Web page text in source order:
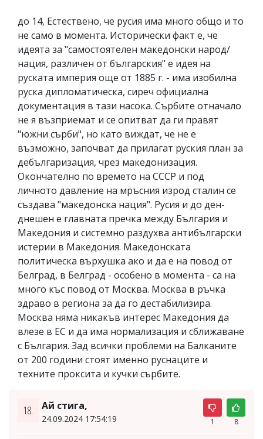
до 14, Естествено, че русия има много общо и то
не само в момента. Исторически факт е, че
идеята за "самостоятелен македонски народ/
нация, различен от българския" е идея на
руската империя още от 1885 г. - има изобилна
руска дипломатическа, сиреч официална
документация в тази насока. Сърбите отначало
не я възприемат и се опитват да ги правят
"южни сърби", но като виждат, че не е
възможно, започват да прилагат руския план за
дебългаризация, чрез македонизация.
Окончателно по времето на СССР и под
личното давление на мръсния изрод сталин се
създава "македонска нация". Русия и до ден-
днешен е главната пречка между България и
Македония и системно раздухва антибългарски
истерии в Македония. Македонската
политическа върхушка ако и да е на повод от
Белград, в Белград - особено в момента - са на
много къс повод от Москва. Москва в ръчка
здраво в региона за да го дестабилизира.
Москва няма никакъв интерес Македония да
влезе в ЕС и да има нормализация и сближаване
с България. Зад всички проблеми на Балканите
от 200 години стоят именно руснаците и
техните проксита и кучки сърбите.
18. Ай стига,
24.09.2024 17:54:19 1 8